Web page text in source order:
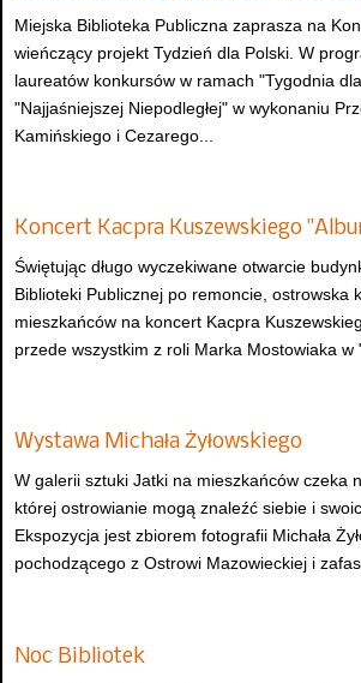
Miejska Biblioteka Publiczna zaprasza na
wieńczący projekt Tydzień dla Polski. W
laureatów konkursów w ramach "Tygodnia
"Najjaśniejszej Niepodległej" w wykonaniu
Kamińskiego i Cezarego...
Koncert Kacpra Kuszewskiego
Świętując długo wyczekiwane otwarcie
Biblioteki Publicznej po remoncie, ostrowska
mieszkańców na koncert Kacpra
przede wszystkim z roli Marka Mostowiaka w
Wystawa Michała Żyłowskiego
W galerii sztuki Jatki na mieszkańców czeka
której ostrowianie mogą znaleźć siebie i
Ekspozycja jest zbiorem fotografii Michała
pochodzącego z Ostrowi Mazowieckiej i
Noc Bibliotek